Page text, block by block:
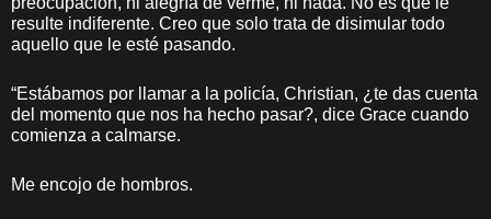
resulte indiferente. Creo que solo trata de disimular todo
aquello que le esté pasando.
“Estábamos por llamar a la policía, Christian, ¿te das cuenta
del momento que nos ha hecho pasar?, dice Grace cuando
comienza a calmarse.
Me encojo de hombros.